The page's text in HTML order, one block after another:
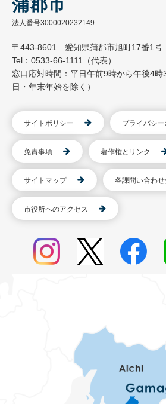
蒲郡市
法人番号3000020232149
〒443-8601 愛知県蒲郡市旭町17番1号
Tel：0533-66-1111（代表）
窓口応対時間：平日午前9時から午後4
日・年末年始を除く）
サイトポリシー プライバシ
免責事項 著作権とリンク
サイトマップ 各課問い合わ
市役所へのアクセス